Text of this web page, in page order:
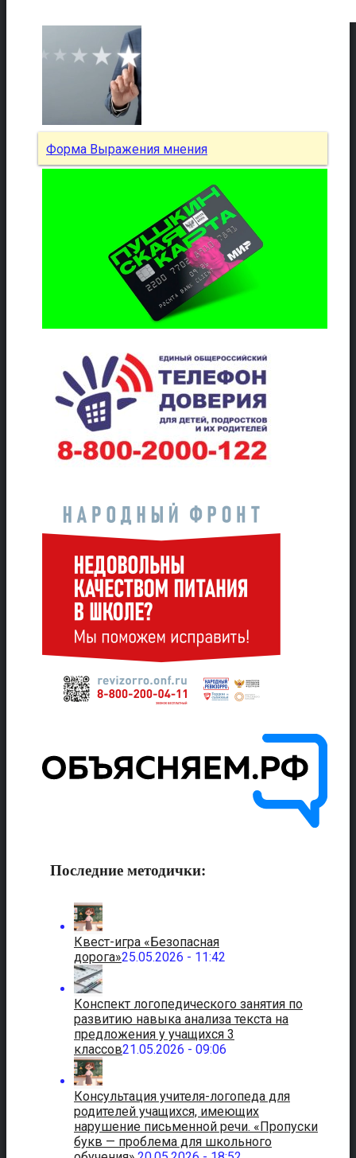
Форма Выражения мнения
Последние методички:
Квест-игра «Безопасная
дорога»25.05.2026 - 11:42
Конспект логопедического занятия по
развитию навыка анализа текста на
предложения у учащихся 3
классов21.05.2026 - 09:06
Консультация учителя-логопеда для
родителей учащихся, имеющих
нарушение письменной речи. «Пропуски
букв — проблема для школьного